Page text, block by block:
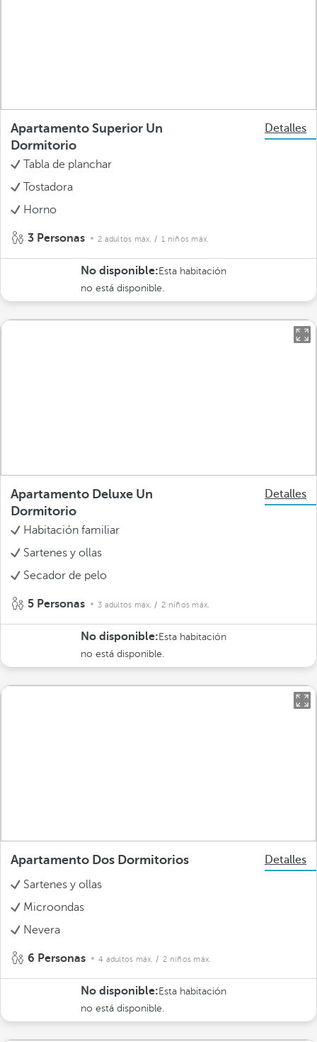
Apartamento Superior Un
Dormitorio
Detalles
Tabla de planchar
Tostadora
Horno
3 Personas 2 adultos máx. / 1 niños máx.
No disponible: Esta habitación
no está disponible.
Apartamento Deluxe Un
Dormitorio
Detalles
Habitación familiar
Sartenes y ollas
Secador de pelo
5 Personas 3 adultos máx. / 2 niños máx.
No disponible: Esta habitación
no está disponible.
Apartamento Dos Dormitorios
Detalles
Sartenes y ollas
Microondas
Nevera
6 Personas 4 adultos máx. / 2 niños máx.
No disponible: Esta habitación
no está disponible.